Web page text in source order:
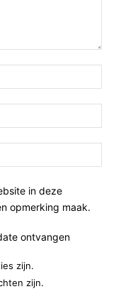
in deze
opmerking maak.
ontvangen
zijn.
zijn.